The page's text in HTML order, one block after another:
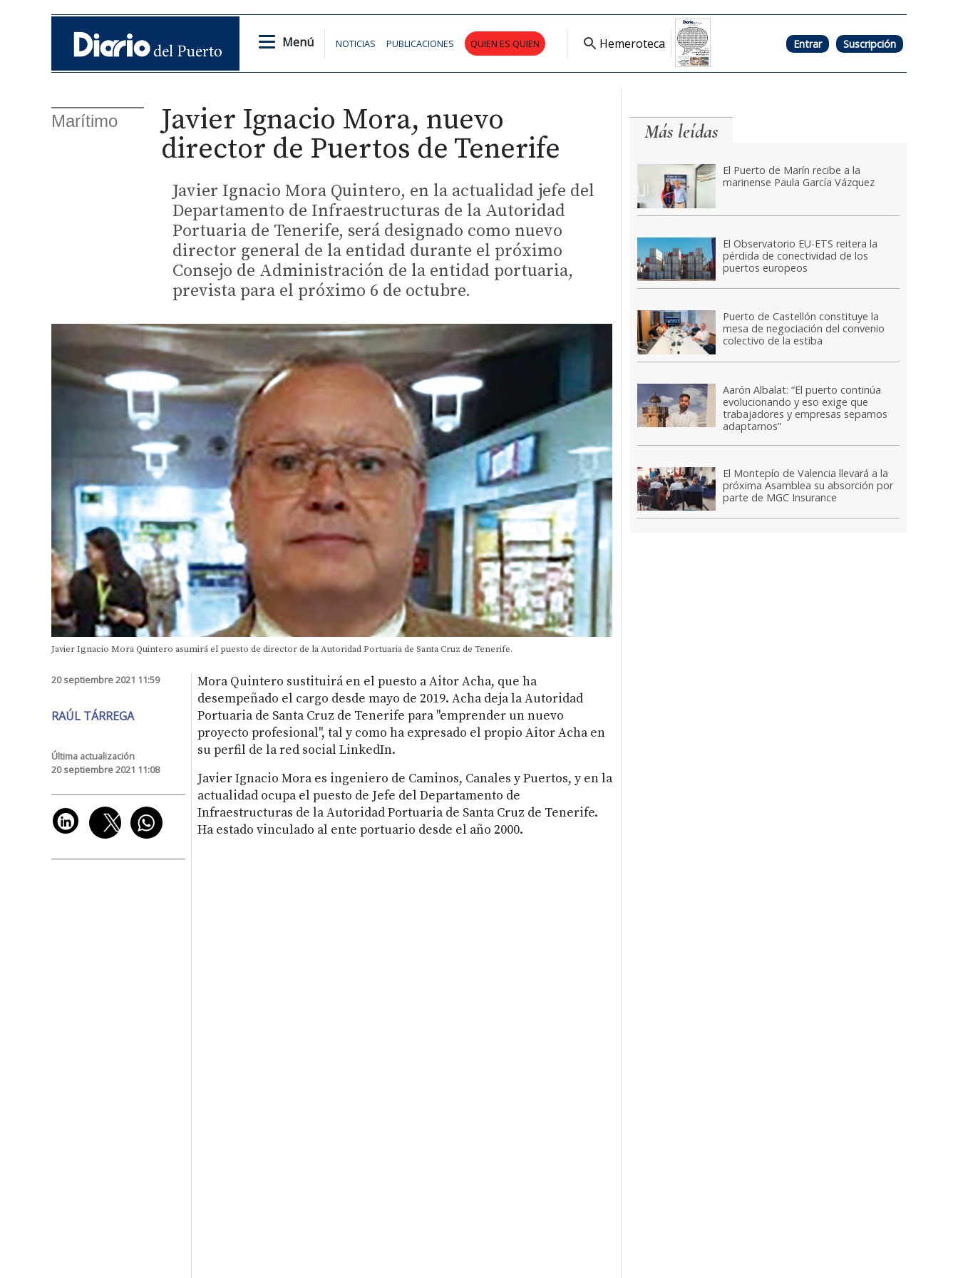
Menú NOTICIAS PUBLICACIONES QUIEN ES QUIEN Hemeroteca Entrar Suscripción
Marítimo
Javier Ignacio Mora, nuevo
director de Puertos de Tenerife
Javier Ignacio Mora Quintero, en la actualidad jefe del
Departamento de Infraestructuras de la Autoridad
Portuaria de Tenerife, será designado como nuevo
director general de la entidad durante el próximo
Consejo de Administración de la entidad portuaria,
prevista para el próximo 6 de octubre.
Javier Ignacio Mora Quintero asumirá el puesto de director de la Autoridad Portuaria de Santa Cruz de Tenerife.
20 septiembre 2021 11:59
RAÚL TÁRREGA
Última actualización
20 septiembre 2021 11:08
Mora Quintero sustituirá en el puesto a Aitor Acha, que ha
desempeñado el cargo desde mayo de 2019. Acha deja la Autoridad
Portuaria de Santa Cruz de Tenerife para "emprender un nuevo
proyecto profesional", tal y como ha expresado el propio Aitor Acha en
su perfil de la red social LinkedIn.
Javier Ignacio Mora es ingeniero de Caminos, Canales y Puertos, y en la
actualidad ocupa el puesto de Jefe del Departamento de
Infraestructuras de la Autoridad Portuaria de Santa Cruz de Tenerife.
Ha estado vinculado al ente portuario desde el año 2000.
Más leídas
El Puerto de Marín recibe a la
marinense Paula García Vázquez
El Observatorio EU-ETS reitera la
pérdida de conectividad de los
puertos europeos
Puerto de Castellón constituye la
mesa de negociación del convenio
colectivo de la estiba
Aarón Albalat: “El puerto continúa
evolucionando y eso exige que
trabajadores y empresas sepamos
adaptarnos”
El Montepío de Valencia llevará a la
próxima Asamblea su absorción por
parte de MGC Insurance